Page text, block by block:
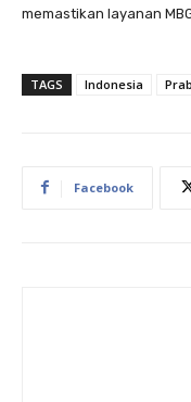
memastikan layanan
TAGS Indonesia
Facebook